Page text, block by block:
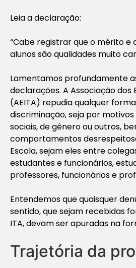
Leia a declaração:
“Cabe registrar que o mérito e
alunos são qualidades muito
Lamentamos profundamente
declarações. A Associação dos
(AEITA) repudia qualquer
discriminação, seja por motivos
sociais, de gênero ou outros,
comportamentos
Escola, sejam eles entre
estudantes e funcionários,
professores, funcionários e
Entendemos que quaisquer
sentido, que sejam recebidas
ITA, devam ser apuradas na
Trajetória da